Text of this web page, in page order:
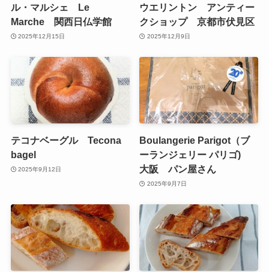
ル・マルシェ Le
Marche 関西日仏学館
2025年12月15日
ウエリントン アンティー
クショップ 京都市伏見区
2025年12月9日
テコナベーグル Tecona
bagel
2025年9月12日
Boulangerie Parigot（ブ
ーランジェリー パリゴ)
大阪 パン屋さん
2025年9月7日